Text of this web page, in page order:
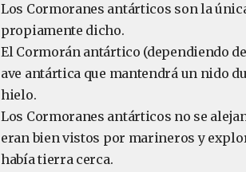
Los Cormoranes antárticos son la
propiamente dicho.
El Cormorán antártico (dependiendo
ave antártica que mantendrá un nido
hielo.
Los Cormoranes antárticos no se
eran bien vistos por marineros y
había tierra cerca.